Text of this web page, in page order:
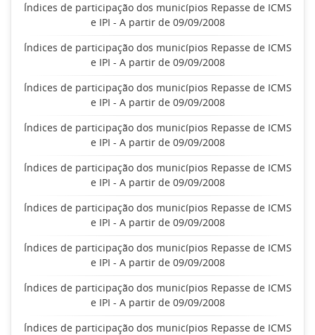
Índices de participação dos municípios Repasse de ICMS
e IPI - A partir de 09/09/2008
Índices de participação dos municípios Repasse de ICMS
e IPI - A partir de 09/09/2008
Índices de participação dos municípios Repasse de ICMS
e IPI - A partir de 09/09/2008
Índices de participação dos municípios Repasse de ICMS
e IPI - A partir de 09/09/2008
Índices de participação dos municípios Repasse de ICMS
e IPI - A partir de 09/09/2008
Índices de participação dos municípios Repasse de ICMS
e IPI - A partir de 09/09/2008
Índices de participação dos municípios Repasse de ICMS
e IPI - A partir de 09/09/2008
Índices de participação dos municípios Repasse de ICMS
e IPI - A partir de 09/09/2008
Índices de participação dos municípios Repasse de ICMS